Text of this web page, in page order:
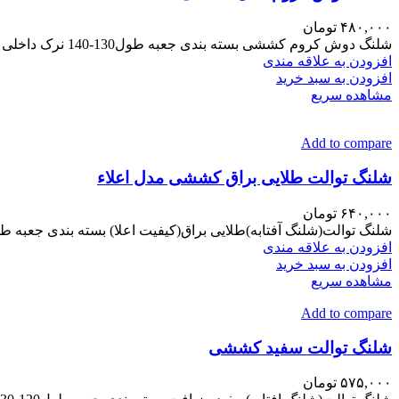
۴۸۰,۰۰۰ تومان
شلنگ دوش کروم کششی بسته بندی جعبه طول130-140 نرک داخلی برنجی مهره برنجی زره وبوش ها استیل کیفیت عالی
افزودن به علاقه مندی
افزودن به سبد خرید
مشاهده سریع
Add to compare
شلنگ توالت طلایی براق کششی مدل اعلاء
۶۴۰,۰۰۰ تومان
شلنگ توالت(شلنگ آفتابه)طلایی براق(کیفیت اعلا) بسته بندی جعبه طول120-130 نرک داخلی برنجی پلاتور ومهره برنجی زره وبوش ها
افزودن به علاقه مندی
افزودن به سبد خرید
مشاهده سریع
Add to compare
شلنگ توالت سفید کششی
۵۷۵,۰۰۰ تومان